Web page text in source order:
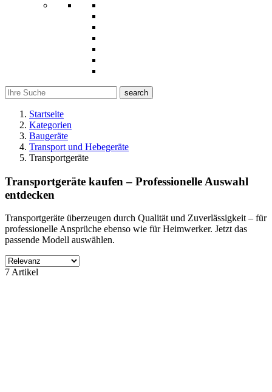
search
Startseite
Kategorien
Baugeräte
Transport und Hebegeräte
Transportgeräte
Transportgeräte kaufen – Professionelle Auswahl
entdecken
Transportgeräte überzeugen durch Qualität und Zuverlässigkeit – für
professionelle Ansprüche ebenso wie für Heimwerker. Jetzt das
passende Modell auswählen.
Filter
7 Artikel